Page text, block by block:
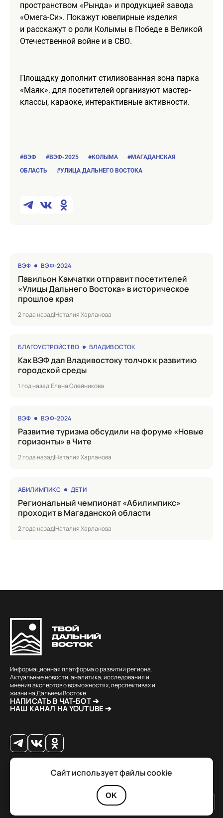
пространством «Рында» и продукцией завода
«Омега-Си». Покажут ювелирные изделия
и расскажут о роли Колымы в Победе в Великой
Отечественной войне и в СВО.
Площадку дополнит стилизованная зона парка
«Маяк». для посетителей организуют мастер-
классы, караоке, интерактивные активности.
#ВЭФ #ВЭФ-2025 #КОЛЫМА
#МАГАДАНСКАЯ
ОБЛАСТЬ
#УЛИЦА ДАЛЬНЕГО ВОСТОКА
ВЭФ ВЭФ-2024
Павильон Камчатки отправит посетителей
«Улицы Дальнего Востока» в историческое
прошлое края
2 года назад|Наталия Харланова
БЛАГОУСТРОЙСТВО ВЛАДИВОСТОК
Как ВЭФ дал Владивостоку толчок к развитию
городской среды
1 год назад|Елена Олейникова
ВЭФ ВЭФ-2024
Развитие туризма обсудили на форуме «Новые
горизонты» в Чите
2 года назад|Наталия Харланова
АБИЛИМПИКС ДЕТИ
Региональный чемпионат «Абилимпикс»
проходит в Магаданской области
2 года назад|Наталия Харланова
Информационная платформа о развитии региона.
Актуальные новости, аналитика, исследования и
мнения экспертов о возможностях, перспективах и
жизни на Дальнем Востоке.
НАПИСАТЬ В ЧАТ-БОТ ➔
НАШ КАНАЛ НА YOUTUBE ➔
© 2026 Твой Дальный Восток.
. РазработкаLoimi.
Политика конфиденциальности
Сайт использует файлы cookie
OK